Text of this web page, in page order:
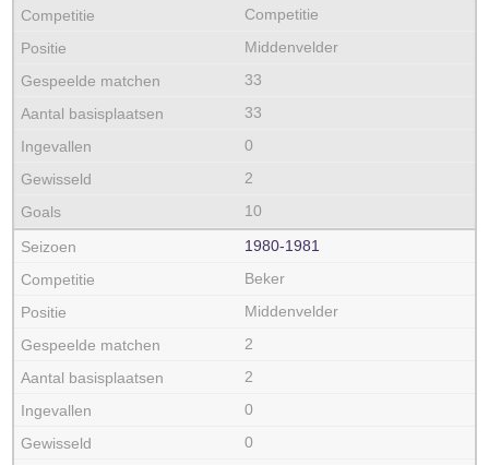
Competitie
Middenvelder
33
33
0
2
10
1980‑1981
Beker
Middenvelder
2
2
0
0